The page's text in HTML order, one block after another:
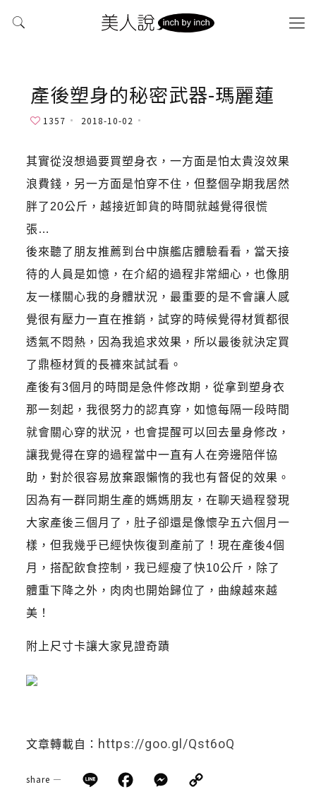
產後塑身的秘密武器-瑪麗蓮
1357 2018-10-02
其實從沒想過要買塑身衣，一方面是怕太貴沒效果
浪費錢，另一方面是怕穿不住，但整個孕期我居然
胖了20公斤，越接近卸貨的時間就越覺得很慌
張…
後來聽了朋友推薦到台中旗艦店體驗看看，當天接
待的人員是如憶，在介紹的過程非常細心，也像朋
友一樣關心我的身體狀況，最重要的是不會讓人感
覺很有壓力一直在推銷，試穿的時候覺得材質都很
透氣不悶熱，因為我追求效果，所以最後就決定買
了鼎極材質的長褲來試試看。
產後有3個月的時間是急件修改期，從拿到塑身衣
那一刻起，我很努力的認真穿，如憶每隔一段時間
就會關心穿的狀況，也會提醒可以回去量身修改，
讓我覺得在穿的過程當中一直有人在旁邊陪伴協
助，對於很容易放棄跟懶惰的我也有督促的效果。
因為有一群同期生產的媽媽朋友，在聊天過程發現
大家產後三個月了，肚子卻還是像懷孕五六個月一
樣，但我幾乎已經快恢復到產前了！現在產後4個
月，搭配飲食控制，我已經瘦了快10公斤，除了
體重下降之外，肉肉也開始歸位了，曲線越來越
美！
附上尺寸卡讓大家見證奇蹟
文章轉載自： https://goo.gl/Qst6oQ
share — Line Facebook
Messenger